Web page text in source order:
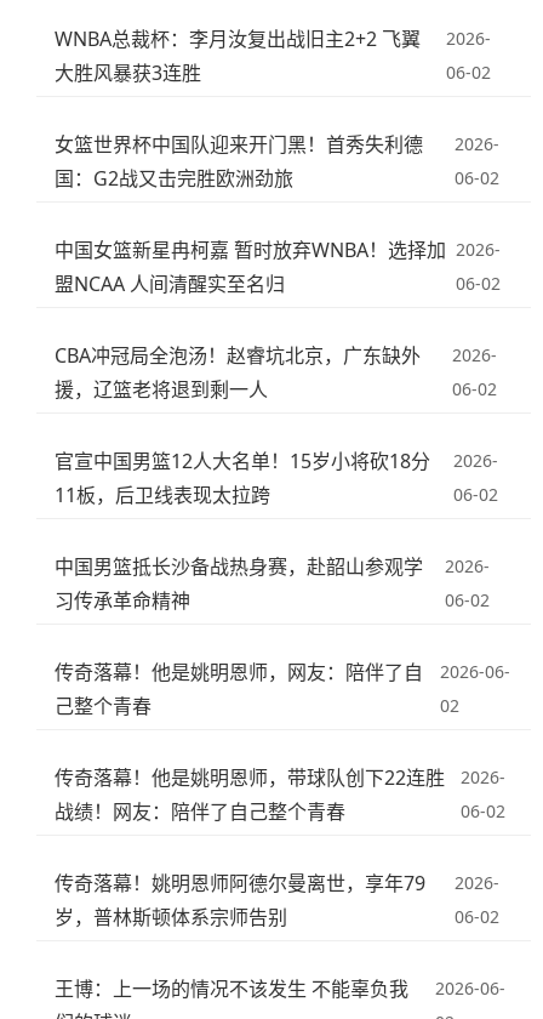
WNBA总裁杯：李月汝复出战旧主2+2 飞翼
大胜风暴获3连胜
2026-
06-02
女篮世界杯中国队迎来开门黑！首秀失利德
国：G2战又击完胜欧洲劲旅
2026-
06-02
中国女篮新星冉柯嘉 暂时放弃WNBA！选择加
盟NCAA 人间清醒实至名归
2026-
06-02
CBA冲冠局全泡汤！赵睿坑北京，广东缺外
援，辽篮老将退到剩一人
2026-
06-02
官宣中国男篮12人大名单！15岁小将砍18分
11板，后卫线表现太拉跨
2026-
06-02
中国男篮抵长沙备战热身赛，赴韶山参观学
习传承革命精神
2026-
06-02
传奇落幕！他是姚明恩师，网友：陪伴了自
己整个青春
2026-06-
02
传奇落幕！他是姚明恩师，带球队创下22连胜
战绩！网友：陪伴了自己整个青春
2026-
06-02
传奇落幕！姚明恩师阿德尔曼离世，享年79
岁，普林斯顿体系宗师告别
2026-
06-02
王博：上一场的情况不该发生 不能辜负我
2026-06-